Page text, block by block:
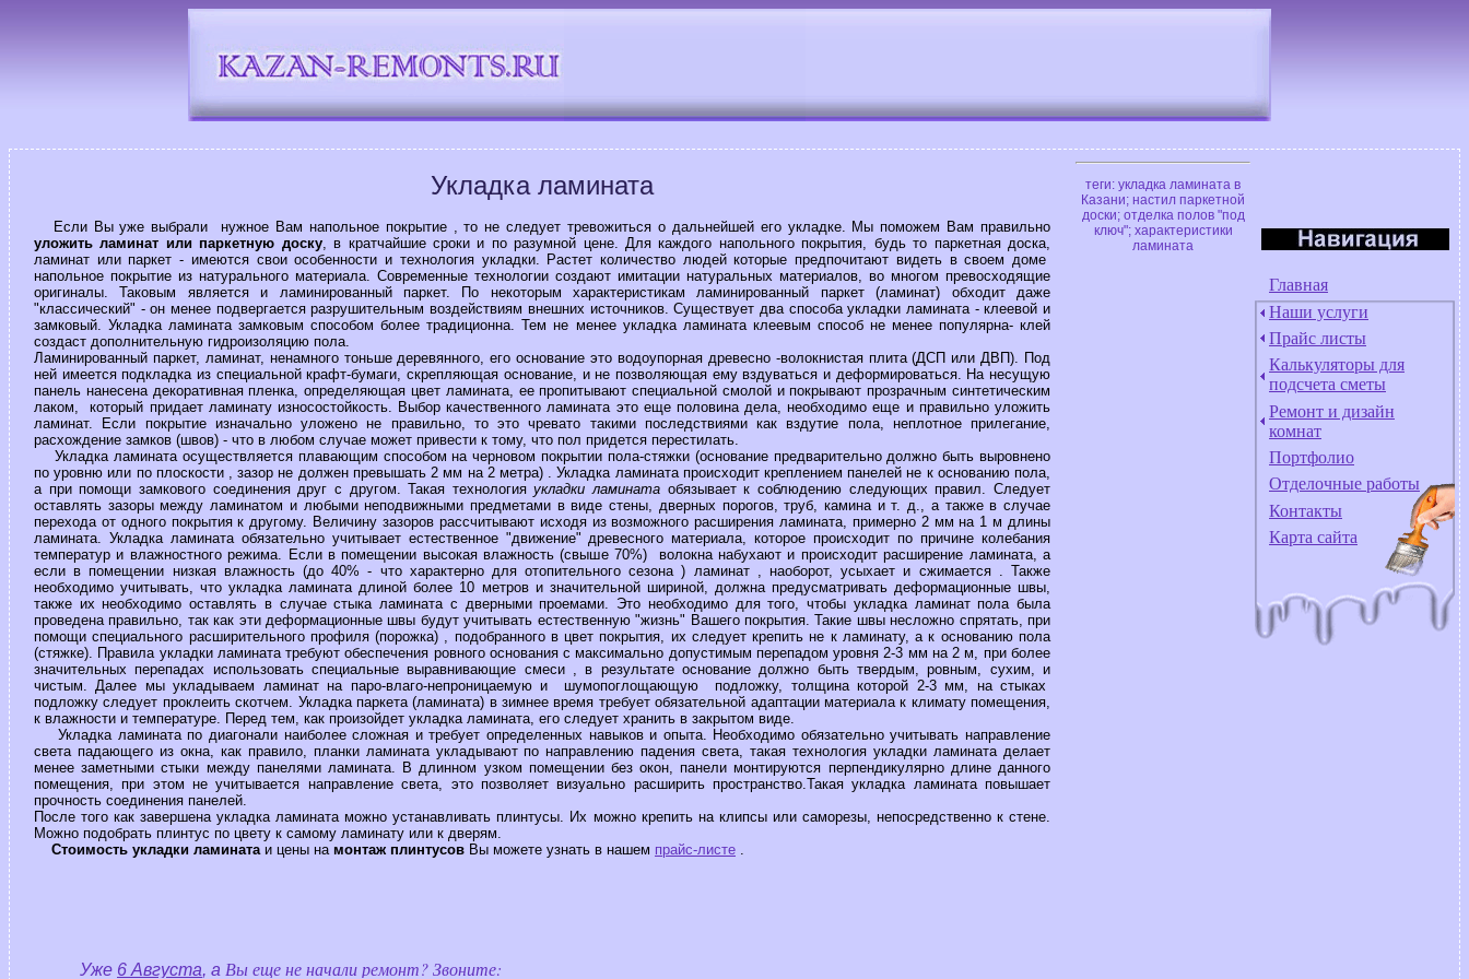
Укладка ламината
Если Вы уже выбрали нужное Вам напольное покрытие , то не следует тревожиться о дальнейшей его укладке. Мы поможем Вам правильно
уложить ламинат или паркетную доску, в кратчайшие сроки и по разумной цене. Для каждого напольного покрытия, будь то паркетная доска,
ламинат или паркет - имеются свои особенности и технология укладки. Растет количество людей которые предпочитают видеть в своем доме
напольное покрытие из натурального материала. Современные технологии создают имитации натуральных материалов, во многом превосходящие
оригиналы. Таковым является и ламинированный паркет. По некоторым характеристикам ламинированный паркет (ламинат) обходит даже
"классический" - он менее подвергается разрушительным воздействиям внешних источников. Существует два способа укладки ламината - клеевой и
замковый. Укладка ламината замковым способом более традиционна. Тем не менее укладка ламината клеевым способ не менее популярна- клей
создаст дополнительную гидроизоляцию пола.
Ламинированный паркет, ламинат, ненамного тоньше деревянного, его основание это водоупорная древесно -волокнистая плита (ДСП или ДВП). Под
ней имеется подкладка из специальной крафт-бумаги, скрепляющая основание, и не позволяющая ему вздуваться и деформироваться. На несущую
панель нанесена декоративная пленка, определяющая цвет ламината, ее пропитывают специальной смолой и покрывают прозрачным синтетическим
лаком, который придает ламинату износостойкость. Выбор качественного ламината это еще половина дела, необходимо еще и правильно уложить
ламинат. Если покрытие изначально уложено не правильно, то это чревато такими последствиями как вздутие пола, неплотное прилегание,
расхождение замков (швов) - что в любом случае может привести к тому, что пол придется перестилать.
Укладка ламината осуществляется плавающим способом на черновом покрытии пола-стяжки (основание предварительно должно быть выровнено
по уровню или по плоскости , зазор не должен превышать 2 мм на 2 метра) . Укладка ламината происходит креплением панелей не к основанию пола,
а при помощи замкового соединения друг с другом. Такая технологияукладки ламината обязывает к соблюдению следующих правил. Следует
оставлять зазоры между ламинатом и любыми неподвижными предметами в виде стены, дверных порогов, труб, камина и т. д., а также в случае
перехода от одного покрытия к другому. Величину зазоров рассчитывают исходя из возможного расширения ламината, примерно 2 мм на 1 м длины
ламината. Укладка ламината обязательно учитывает естественное "движение" древесного материала, которое происходит по причине колебания
температур и влажностного режима. Если в помещении высокая влажность (свыше 70%) волокна набухают и происходит расширение ламината, а
если в помещении низкая влажность (до 40% - что характерно для отопительного сезона ) ламинат , наоборот, усыхает и сжимается . Также
необходимо учитывать, что укладка ламината длиной более 10 метров и значительной шириной, должна предусматривать деформационные швы,
также их необходимо оставлять в случае стыка ламината с дверными проемами. Это необходимо для того, чтобы укладка ламинат пола была
проведена правильно, так как эти деформационные швы будут учитывать естественную "жизнь" Вашего покрытия. Такие швы несложно спрятать, при
помощи специального расширительного профиля (порожка) , подобранного в цвет покрытия, их следует крепить не к ламинату, а к основанию пола
(стяжке). Правила укладки ламината требуют обеспечения ровного основания с максимально допустимым перепадом уровня 2-3 мм на 2 м, при более
значительных перепадах использовать специальные выравнивающие смеси , в результате основание должно быть твердым, ровным, сухим, и
чистым. Далее мы укладываем ламинат на паро-влаго-непроницаемую и шумопоглощающую подложку, толщина которой 2-3 мм, на стыках
подложку следует проклеить скотчем. Укладка паркета (ламината) в зимнее время требует обязательной адаптации материала к климату помещения,
к влажности и температуре. Перед тем, как произойдет укладка ламината, его следует хранить в закрытом виде.
Укладка ламината по диагонали наиболее сложная и требует определенных навыков и опыта. Необходимо обязательно учитывать направление
света падающего из окна, как правило, планки ламината укладывают по направлению падения света, такая технология укладки ламината делает
менее заметными стыки между панелями ламината. В длинном узком помещении без окон, панели монтируются перпендикулярно длине данного
помещения, при этом не учитывается направление света, это позволяет визуально расширить пространство.Такая укладка ламината повышает
прочность соединения панелей.
После того как завершена укладка ламината можно устанавливать плинтусы. Их можно крепить на клипсы или саморезы, непосредственно к стене.
Можно подобрать плинтус по цвету к самому ламинату или к дверям.
Стоимость укладки ламинатаи цены на монтаж плинтусов Вы можете узнать в нашем прайс-листе .
теги: укладка ламината в
Казани; настил паркетной
доски; отделка полов "под
ключ"; характеристики
ламината
Главная
Наши услуги
Прайс листы
Калькуляторы для
подсчета сметы
Ремонт и дизайн
комнат
Портфолио
Отделочные работы
Контакты
Карта сайта